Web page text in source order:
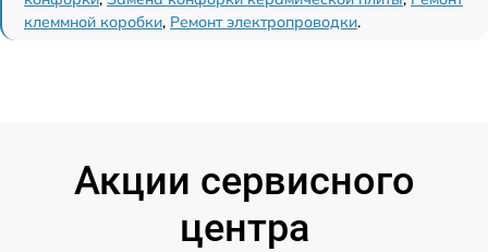
клеммной коробки, Ремонт электропроводки.
Акции сервисного
центра